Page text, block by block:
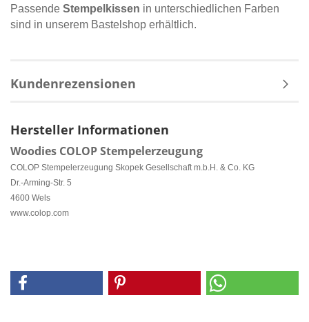
Passende Stempelkissen in unterschiedlichen Farben
sind in unserem Bastelshop erhältlich.
Kundenrezensionen
Hersteller Informationen
Woodies COLOP Stempelerzeugung
COLOP Stempelerzeugung Skopek Gesellschaft m.b.H. & Co. KG
Dr.-Arming-Str. 5
4600 Wels
www.colop.com